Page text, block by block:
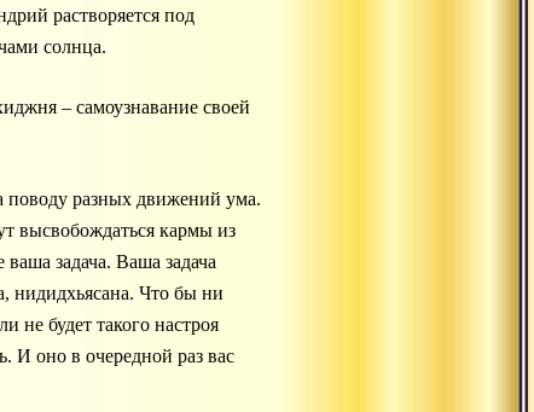
растворяется под
солнца.
– самоузнавание своей
поводу разных движений ума.
высвобождаться кармы из
задача. Ваша задача
нидидхьясана. Что бы ни
не будет такого настроя
И оно в очередной раз вас